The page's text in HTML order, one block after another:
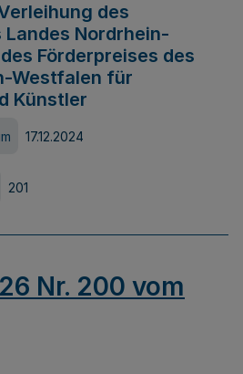
des
Nordrhein-
Förderpreises des
Westfalen für
Künstler
17.12.2024
201
Nr. 200 vom